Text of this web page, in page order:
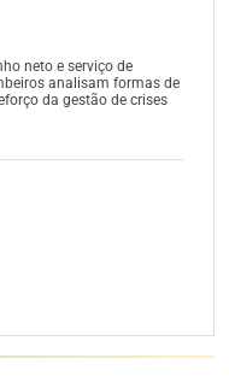
neto e serviço de
analisam formas de
da gestão de crises